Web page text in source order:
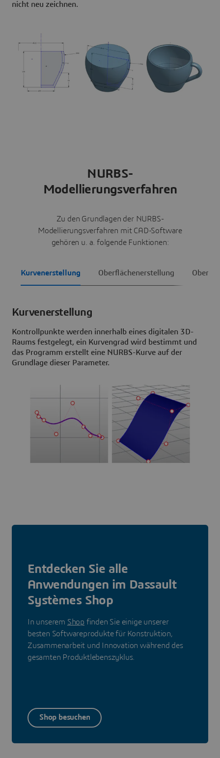
nicht neu zeichnen.
NURBS-
Modellierungsverfahren
Zu den Grundlagen der NURBS-
Modellierungsverfahren mit CAD-Software
gehören u. a. folgende Funktionen:
Kurvenerstellung Oberflächenerstellung
Kurvenerstellung
Kontrollpunkte werden innerhalb eines digitalen 3D-
Raums festgelegt, ein Kurvengrad wird bestimmt und
das Programm erstellt eine NURBS-Kurve auf der
Grundlage dieser Parameter.
Entdecken Sie alle
Anwendungen im Dassault
Systèmes Shop
In unserem Shop finden Sie einige unserer
besten Softwareprodukte für Konstruktion,
Zusammenarbeit und Innovation während des
gesamten Produktlebenszyklus.
Shop besuchen